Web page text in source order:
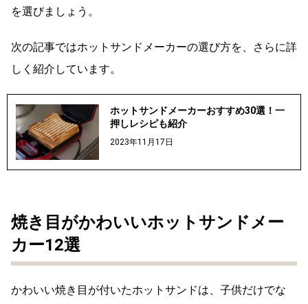
を選びましょう。
次の記事ではホットサンドメーカーの選び方を、さらに詳
しく紹介しています。
ホットサンドメーカーおすすめ30選！一
押しレシピも紹介
2023年11月17日
焼き目がかわいいホットサンドメー
カー12選
かわいい焼き目が付いたホットサンドは、子供だけでな